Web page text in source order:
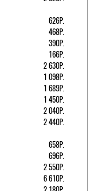
626Р.
468Р.
390Р.
166Р.
2 630Р.
1 098Р.
1 689Р.
1 450Р.
2 040Р.
2 440Р.
658Р.
696Р.
2 550Р.
6 610Р.